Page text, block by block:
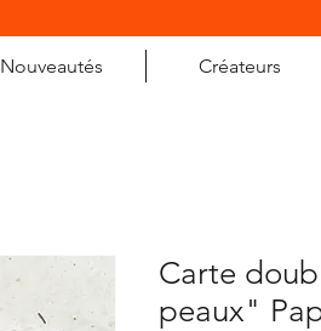
Nouveautés Créateurs
Carte
peaux"